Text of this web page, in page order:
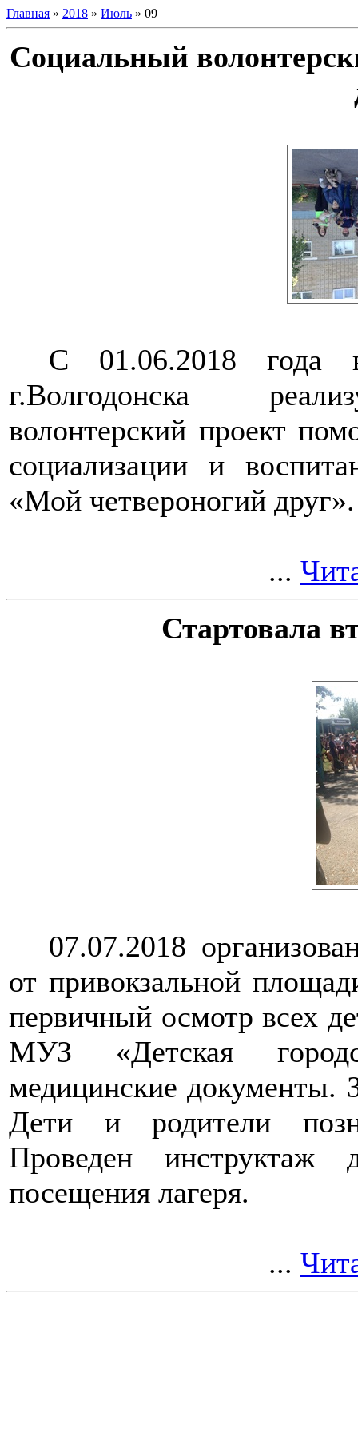
Главная » 2018 » Июль » 09
Социальный
С 01.06.2018 года
г.Волгодонска
волонтерский проект
социализации и
«Мой четвероногий друг».
...
Стартовала
07.07.2018
от привокзальной
первичный осмотр всех
МУЗ «Детская
медицинские документы.
Дети и родители
Проведен инструктаж
посещения лагеря.
...